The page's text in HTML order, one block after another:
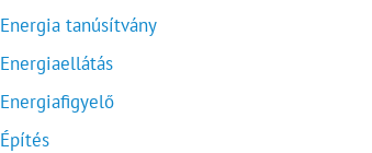
Energia tanúsítvány
Energiaellátás
Energiafigyelő
Építés